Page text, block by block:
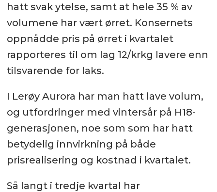
hatt svak ytelse, samt at hele 35 % av
volumene har vært ørret. Konsernets
oppnådde pris på ørret i kvartalet
rapporteres til om lag 12/krkg lavere enn
tilsvarende for laks.
I Lerøy Aurora har man hatt lave volum,
og utfordringer med vintersår på H18-
generasjonen, noe som som har hatt
betydelig innvirkning på både
prisrealisering og kostnad i kvartalet.
Så langt i tredje kvartal har